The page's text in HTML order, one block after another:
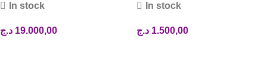
In stock
19.000,00 د.ج
In stock
1.500,00 د.ج